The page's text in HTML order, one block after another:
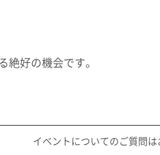
絶好の機会です。
イベントについてのご質問は